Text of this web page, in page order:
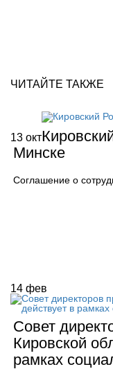
ЧИТАЙТЕ ТАКЖЕ
13 окт
Минске
Соглашение о
14 фев
Совет
Кировской
рамках